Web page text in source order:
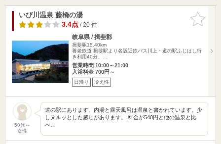
お気に入
りに追加
いび川温泉 藤橋の湯
3.4点/ 20 件
岐阜県 / 揖斐郡
揖斐駅15.40km
養老鉄道 揖斐駅より名阪近鉄バス川上・道の駅ふじはし行
き利用40分、…
営業時間 10:00～21:00
入浴料金 700円～
日帰り 冷え性
50代～
女性
道の駅にあります。内湯と露天風呂は温泉と書かれています。少
しヌルッとした感じがあります。 料金が540円と他の温泉と比
べ…